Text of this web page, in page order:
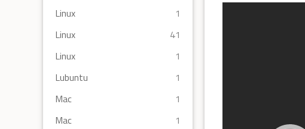
Linux
1
Linux
41
Linux
1
Lubuntu
1
Mac
1
Mac
1